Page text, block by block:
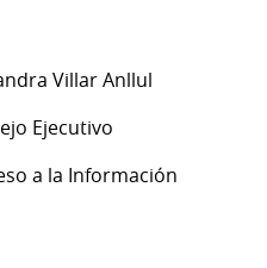
Villar Anllul
Ejecutivo
a la Información